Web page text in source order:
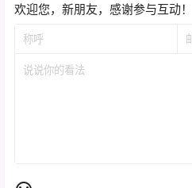
欢迎您，新朋友，感谢参与互动！